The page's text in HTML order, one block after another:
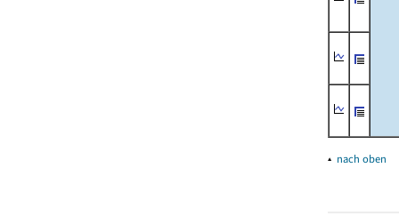
▴ nach oben